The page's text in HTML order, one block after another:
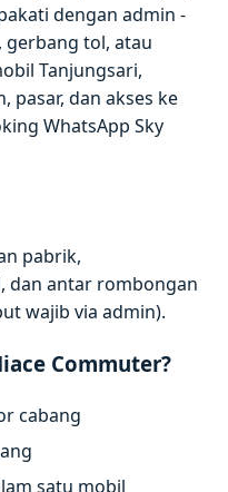
dengan admin -
tol, atau
Tanjungsari,
pasar, dan akses ke
WhatsApp Sky
pabrik,
dan antar rombongan
wajib via admin).
Commuter?
cabang
satu mobil